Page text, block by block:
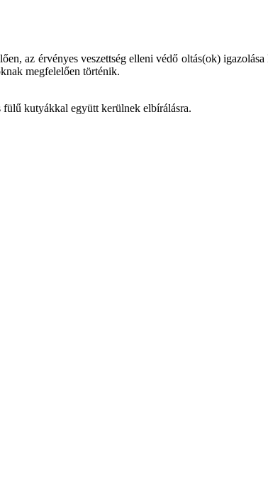
az érvényes veszettség elleni védő oltás(ok)
megfelelően történik.
kutyákkal együtt kerülnek elbírálásra.